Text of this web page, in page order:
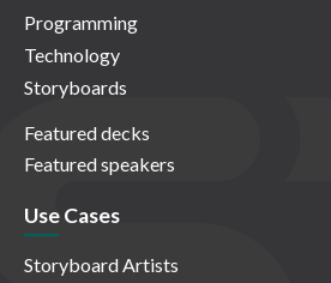
Programming
Technology
Storyboards
Featured decks
Featured speakers
Use Cases
Storyboard Artists